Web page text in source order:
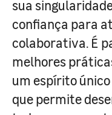
sua
confiança para
colaborativa. É
melhores
um espírito
que permite